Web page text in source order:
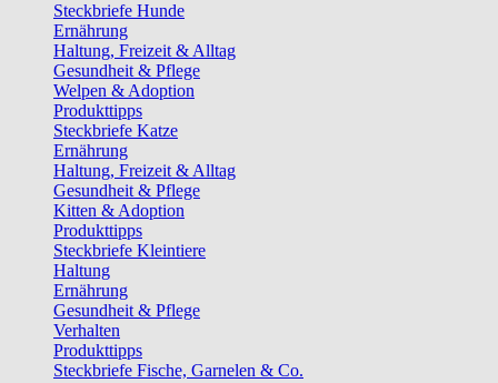
Steckbriefe Hunde
Ernährung
Haltung, Freizeit & Alltag
Gesundheit & Pflege
Welpen & Adoption
Produkttipps
Steckbriefe Katze
Ernährung
Haltung, Freizeit & Alltag
Gesundheit & Pflege
Kitten & Adoption
Produkttipps
Steckbriefe Kleintiere
Haltung
Ernährung
Gesundheit & Pflege
Verhalten
Produkttipps
Steckbriefe Fische, Garnelen & Co.